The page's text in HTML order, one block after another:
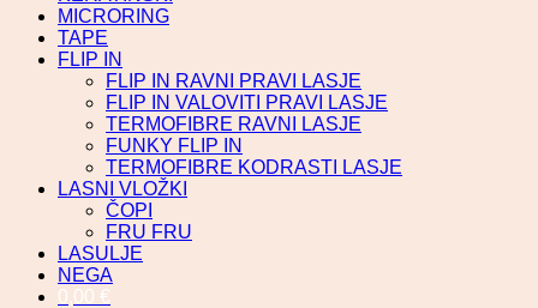
MICRORING
TAPE
FLIP IN
FLIP IN RAVNI PRAVI LASJE
FLIP IN VALOVITI PRAVI LASJE
TERMOFIBRE RAVNI LASJE
FUNKY FLIP IN
TERMOFIBRE KODRASTI LASJE
LASNI VLOŽKI
ČOPI
FRU FRU
LASULJE
NEGA
0,00 €